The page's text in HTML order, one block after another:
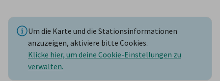
Um die Karte und die Stationsinformationen
anzuzeigen, aktiviere bitte Cookies.
Klicke hier, um deine Cookie-Einstellungen zu
verwalten.